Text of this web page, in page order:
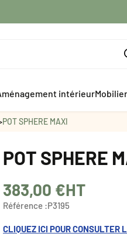
intérieur
POT SPHERE MAXI
POT SPHERE
383,00 €HT
Référence :P3195
CLIQUEZ ICI POUR CONSULTER